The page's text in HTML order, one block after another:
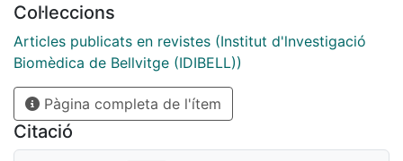
Col·leccions
Articles publicats en revistes (Institut d'lnvestigació
Biomèdica de Bellvitge (IDIBELL))
Pàgina completa de l'ítem
Citació